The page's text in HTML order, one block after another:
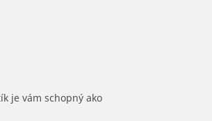
je vám schopný ako